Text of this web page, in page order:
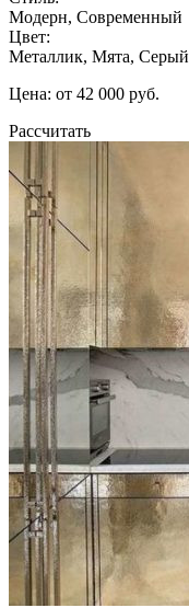
Модерн, Современный
Цвет:
Металлик, Мята, Серый
Цена: от 42 000 руб.
Рассчитать